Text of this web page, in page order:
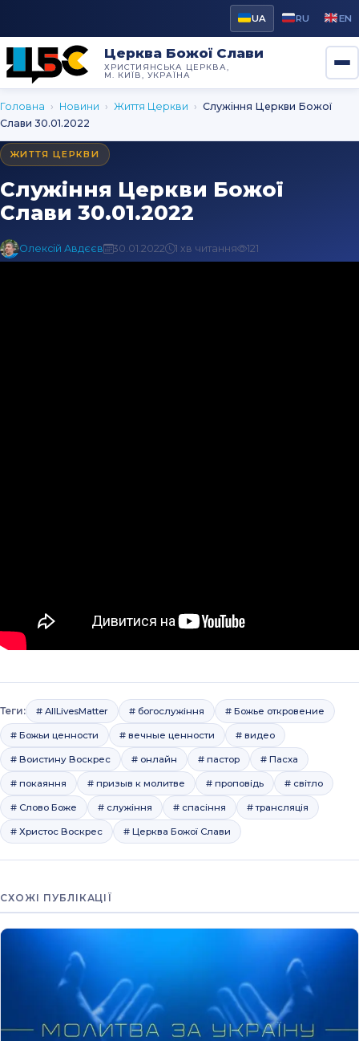
UA RU EN
Церква Божої Слави
ХРИСТИЯНСЬКА ЦЕРКВА,
М. КИЇВ, УКРАЇНА
Головна › Новини › Життя Церкви › Cлужіння Церкви Божої
Слави 30.01.2022
ЖИТТЯ ЦЕРКВИ
Cлужіння Церкви Божої
Слави 30.01.2022
Олексій Авдєєв 30.01.2022 1 хв читання 121
Теги: # AllLivesMatter # богослужіння # Божье откровение
# Божьи ценности # вечные ценности # видео
# Воистину Воскрес # онлайн # пастор # Пасха
# покаяння # призыв к молитве # проповідь # світло
# Слово Боже # служіння # спасіння # трансляція
# Христос Воскрес # Церква Божої Слави
СХОЖІ ПУБЛІКАЦІЇ